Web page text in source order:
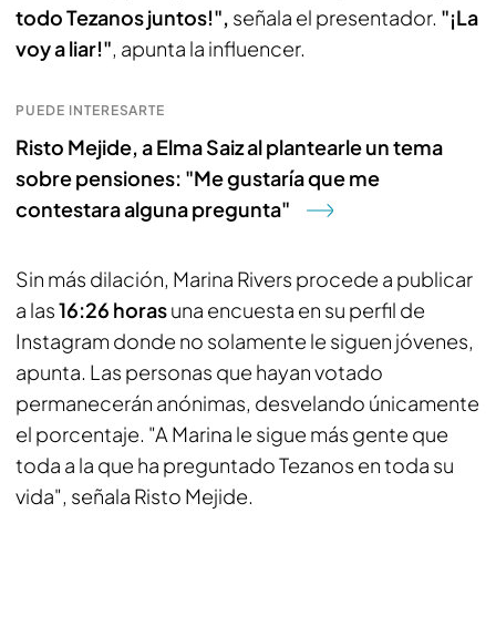
todo Tezanos juntos!", señala el presentador. "¡La
voy a liar!", apunta la influencer.
PUEDE INTERESARTE
Risto Mejide, a Elma Saiz al plantearle un tema
sobre pensiones: "Me gustaría que me
contestara alguna pregunta"
Sin más dilación, Marina Rivers procede a publicar
a las16:26 horasuna encuesta en su perfil de
Instagram donde no solamente le siguen jóvenes,
apunta. Las personas que hayan votado
permanecerán anónimas, desvelando únicamente
el porcentaje. "A Marina le sigue más gente que
toda a la que ha preguntado Tezanos en toda su
vida", señala Risto Mejide.